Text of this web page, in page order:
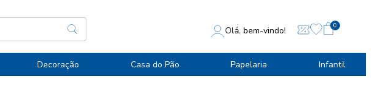
Olá, bem-vindo! 0
Decoração Casa do Pão Papelaria Infantil